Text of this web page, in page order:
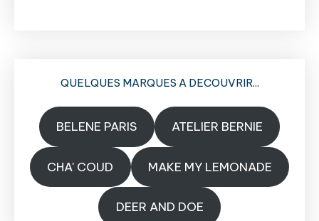
QUELQUES MARQUES A DECOUVRIR...
BELENE PARIS ATELIER BERNIE
CHA' COUD MAKE MY LEMONADE
DEER AND DOE